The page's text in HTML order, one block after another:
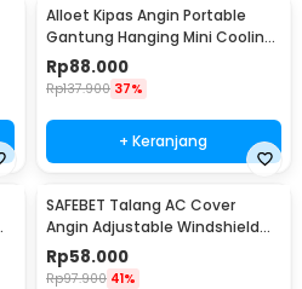
Alloet Kipas Angin Portable
Gantung Hanging Mini Cooling
Fan 1800mAh - DQ203
Rp88.000
Rp137.900 37%
+ Keranjang
SAFEBET Talang AC Cover
Angin Adjustable Windshield
Deflector 56x18cm - GB001
Rp58.000
Rp97.900 41%